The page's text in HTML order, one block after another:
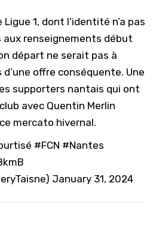
Ligue 1, dont l’identité n’a pas
renseignements début
départ ne serait pas à
d’une offre conséquente. Une
supporters nantais qui ont
avec Quentin Merlin
mercato hivernal.
#FCN #Nantes
January 31, 2024